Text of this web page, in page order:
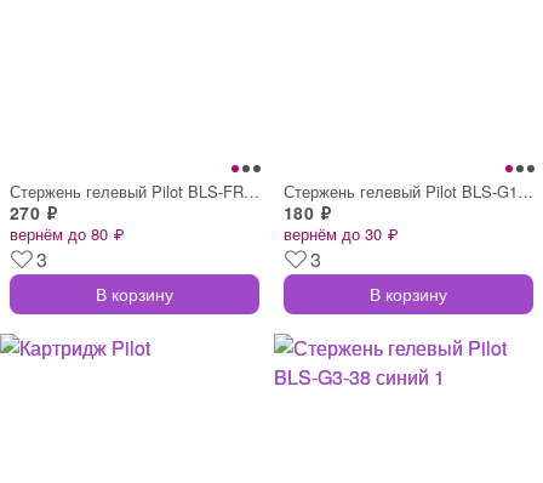
Стержень гелевый Pilot BLS-FRP-5 стираем
270 ₽
вернём до 80 ₽
3
В корзину
Стержень гелевый Pilot BLS-G1-5 синий 12
180 ₽
вернём до 30 ₽
3
В корзину